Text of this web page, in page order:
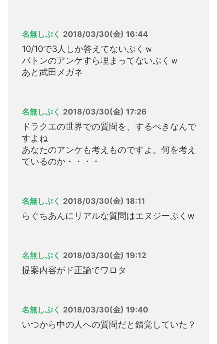
名無しぷく 2018/03/30(金) 16:44
10/10で3人しか答えてないぷくｗ
バトンのアンケすら埋まってないぷくｗ
あと武田メガネ
名無しぷく 2018/03/30(金) 17:26
ドラクエの世界での質問を、するべきなんで
すよね
あなたのアンケも考えものですよ。何を考え
ているのか・・・・
名無しぷく 2018/03/30(金) 18:11
らぐちあんにリアルな質問はエヌジーぷくw
名無しぷく 2018/03/30(金) 19:12
提案内容がド正論でワロタ
名無しぷく 2018/03/30(金) 19:40
いつから中の人への質問だと錯覚していた？